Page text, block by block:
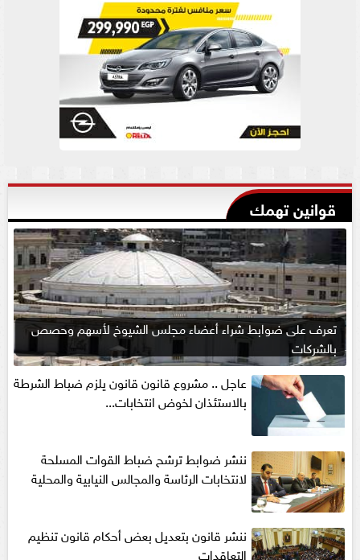
قوانين تهمك
تعرف على ضوابط شراء أعضاء مجلس الشيوخ لأسهم وحصص
بالشركات
عاجل .. مشروع قانون قانون يلزم ضباط الشرطة
بالاستئذان لخوض انتخابات...
ننشر ضوابط ترشح ضباط القوات المسلحة
لانتخابات الرئاسة والمجالس النيابية والمحلية‎
ننشر قانون بتعديل بعض أحكام قانون تنظيم
التعاقدات